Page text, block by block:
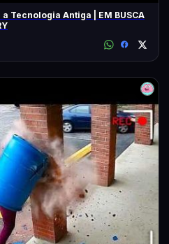
Tecnologia Antiga | EM BUSCA